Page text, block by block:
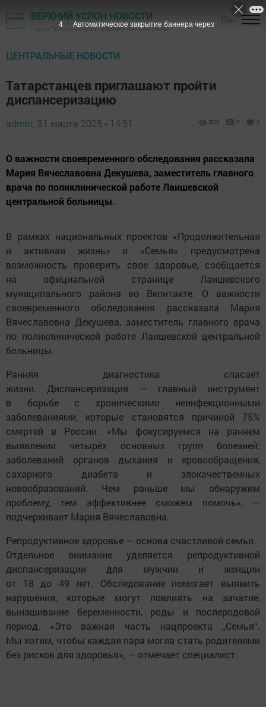
ВЕРХНИЙ УСЛОН НОВОСТИ
Газета "Волжская новь" - Верхнеуслонский район
ЦЕНТРАЛЬНЫЕ НОВОСТИ
Татарстанцев приглашают пройти
диспансеризацию
admin, 31 марта 2025 - 14:51 538 0 0
О важности своевременного обследования рассказала
Мария Вячеславовна Декушева, заместитель главного
врача по поликлинической работе Лаишевской
центральной больницы.
В рамках национальных проектов «Продолжительная
и активная жизнь» и «Семья» предусмотрена
возможность проверить свое здоровье, сообщается
на официальной странице Лаишевского
муниципального района во Вконтакте. О важности
своевременного обследования рассказала Мария
Вячеславовна Декушева, заместитель главного врача
по поликлинической работе Лаишевской центральной
больницы.
Ранняя диагностика спасает
жизни. Диспансеризация — главный инструмент
в борьбе с хроническими неинфекционными
заболеваниями, которые становятся причиной 75%
смертей в России. «Мы фокусируемся на раннем
выявлении четырёх основных групп болезней:
заболеваний органов дыхания и кровообращения,
сахарного диабета и злокачественных
новообразований. Чем раньше мы обнаружим
проблему, тем эффективнее сможем помочь», —
подчеркивает Мария Вячеславовна.
Репродуктивное здоровье — основа счастливой семьи.
Отдельное внимание уделяется репродуктивной
диспансеризации для мужчин и женщин
от 18 до 49 лет. Обследование помогает выявить
нарушения, которые могут повлиять на зачатие,
вынашивание беременности, роды и послеродовой
период. «Это важная часть нацпроекта „Семья“.
Мы хотим, чтобы каждая пара могла стать родителями
без рисков для здоровья», — отмечает специалист.
3 Автоматическое закрытие баннера через